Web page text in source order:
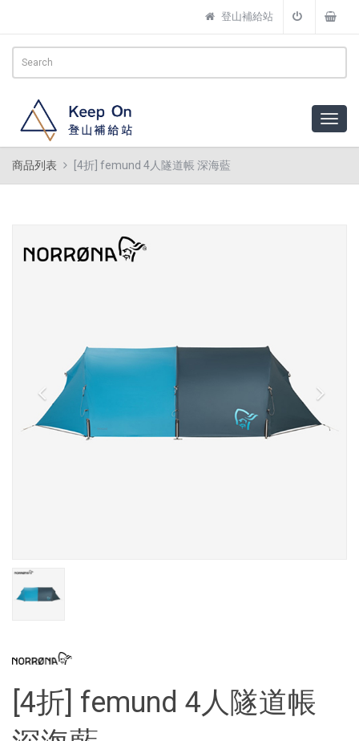
登山補給站
商品列表 [4折] femund 4人隧道帳 深海藍
[4折] femund 4人隧道帳